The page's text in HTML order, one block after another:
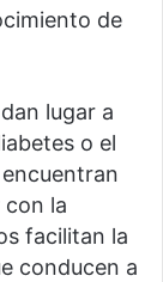
de
lugar a
o el
con la
facilitan la
conducen a